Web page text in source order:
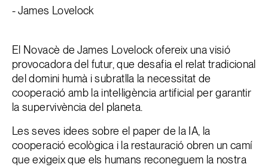
- James Lovelock
El Novacè de James Lovelock ofereix una visió
provocadora del futur, que desafia el relat tradicional
del domini humà i subratlla la necessitat de
cooperació amb la intel·ligència artificial per garantir
la supervivència del planeta.
Les seves idees sobre el paper de la IA, la
cooperació ecològica i la restauració obren un camí
que exigeix que els humans reconeguem la nostra